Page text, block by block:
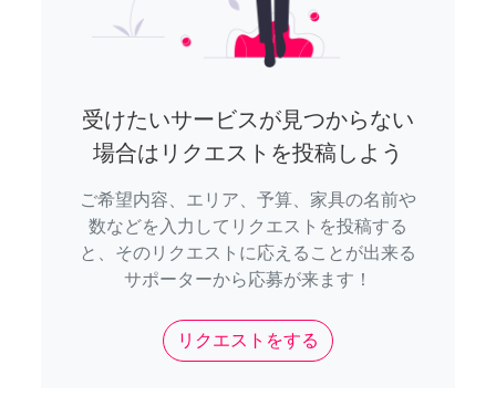
受けたいサービスが見つからない
場合はリクエストを投稿しよう
ご希望内容、エリア、予算、家具の名前や
数などを入力してリクエストを投稿する
と、そのリクエストに応えることが出来る
サポーターから応募が来ます！
リクエストをする